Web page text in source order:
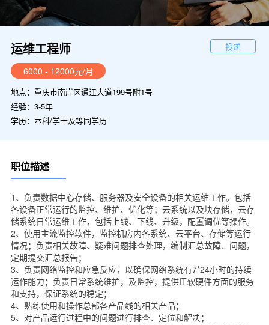
运维工程师
6000 - 12000元/月
地点：重庆市南岸区通江大道199号附1号
经验：3-5年
学历：本科/学士及等同学历
投递
职位描述
1、负责数据中心存储、服务器及安全设备的相关运维工作。包括
各设备正常运行的监控、维护、优化等；云系统以及块存储，云存
储系统日常运维工作，包括上线、下线、升级，配置调优等操作。
2、使用主流监控软件，监控机房内各系统、云平台、存储等运行
情况；负责相关故障、疑难问题排查处理，编制汇总故障、问题，
定期提交汇总报告；
3、负责网络监控和应急反应，以确保网络系统有7*24小时的持续
运作能力；负责日常系统维护，及监控，提供IT软硬件方面的服务
和支持，保证系统的稳定；
4、熟练使用和操作总部各产品线的相关产品；
5、对产品运行过程中的问题进行排查、定位和解决；